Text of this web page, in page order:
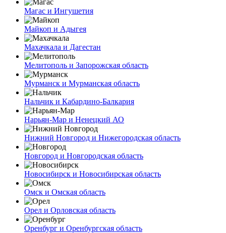
Магас и Ингушетия
Майкоп и Адыгея
Махачкала и Дагестан
Мелитополь и Запорожская область
Мурманск и Мурманская область
Нальчик и Кабардино-Балкария
Нарьян-Мар и Ненецкий АО
Нижний Новгород и Нижегородская область
Новгород и Новгородская область
Новосибирск и Новосибирская область
Омск и Омская область
Орел и Орловская область
Оренбург и Оренбургская область